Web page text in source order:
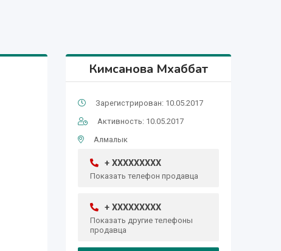
Кимсанова Мхаббат
Зарегистрирован: 10.05.2017
Активность: 10.05.2017
Алмалык
+ XXXXXXXXX
Показать телефон продавца
+ XXXXXXXXX
Показать другие телефоны
продавца